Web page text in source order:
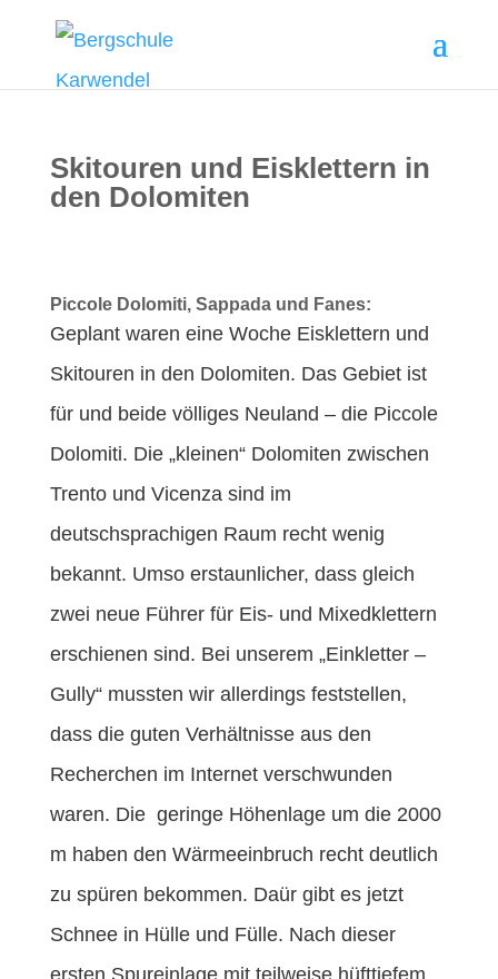
Skitouren und Eisklettern in
den Dolomiten
Piccole Dolomiti, Sappada und Fanes:
Geplant waren eine Woche Eisklettern und
Skitouren in den Dolomiten. Das Gebiet ist
für und beide völliges Neuland – die Piccole
Dolomiti. Die „kleinen“ Dolomiten zwischen
Trento und Vicenza sind im
deutschsprachigen Raum recht wenig
bekannt. Umso erstaunlicher, dass gleich
zwei neue Führer für Eis- und Mixedklettern
erschienen sind. Bei unserem „Einkletter –
Gully“ mussten wir allerdings feststellen,
dass die guten Verhältnisse aus den
Recherchen im Internet verschwunden
waren. Die geringe Höhenlage um die 2000
m haben den Wärmeeinbruch recht deutlich
zu spüren bekommen. Daür gibt es jetzt
Schnee in Hülle und Fülle. Nach dieser
ersten Spureinlage mit teilweise hüfttiefem